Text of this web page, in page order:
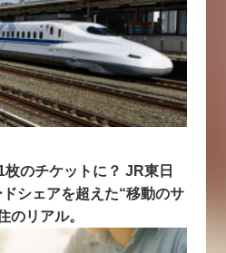
枚のチケットに？ JR東日
シェアを超えた“移動のサ
のリアル。